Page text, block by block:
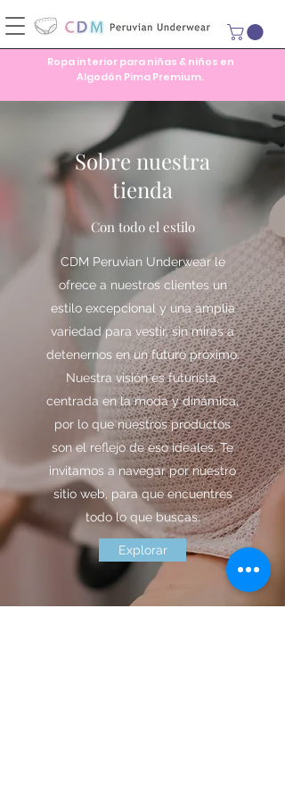
Ropa interior para niñas & niños en
Algodón Pima Premium.
Sobre nuestra
tienda
Con todo el estilo
CDM Peruvian Underwear le
ofrece a nuestros clientes un
estilo excepcional y una amplia
variedad para vestir, sin miras a
detenernos en un futuro próximo.
Nuestra visión es futurista,
centrada en la moda y dinámica,
por lo que nuestros productos
son el reflejo de eso ideales. Te
invitamos a navegar por nuestro
sitio web, para que encuentres
todo lo que buscas.
Explorar